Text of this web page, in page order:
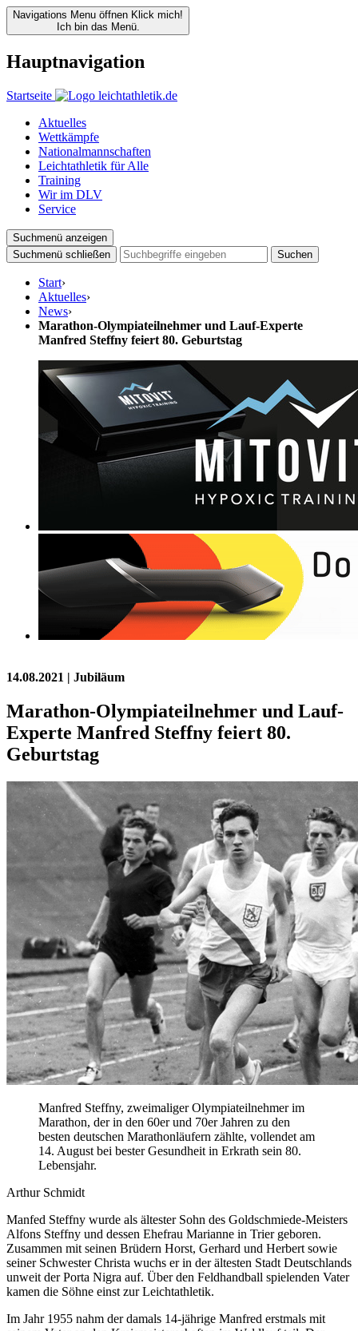
Navigations Menu öffnen Klick mich!
Ich bin das Menü.
Hauptnavigation
Startseite
Aktuelles
Wettkämpfe
Nationalmannschaften
Leichtathletik für Alle
Training
Wir im DLV
Service
Suchmenü anzeigen
Suchmenü schließen
Suchen
Start›
Aktuelles›
News›
Marathon-Olympiateilnehmer und Lauf-Experte
Manfred Steffny feiert 80. Geburtstag
14.08.2021 | Jubiläum
Marathon-Olympiateilnehmer und Lauf-
Experte Manfred Steffny feiert 80.
Geburtstag
Manfred Steffny, zweimaliger Olympiateilnehmer im
Marathon, der in den 60er und 70er Jahren zu den
besten deutschen Marathonläufern zählte, vollendet am
14. August bei bester Gesundheit in Erkrath sein 80.
Lebensjahr.
Arthur Schmidt
Manfed Steffny wurde als ältester Sohn des Goldschmiede-Meisters
Alfons Steffny und dessen Ehefrau Marianne in Trier geboren.
Zusammen mit seinen Brüdern Horst, Gerhard und Herbert sowie
seiner Schwester Christa wuchs er in der ältesten Stadt Deutschlands
unweit der Porta Nigra auf. Über den Feldhandball spielenden Vater
kamen die Söhne einst zur Leichtathletik.
Im Jahr 1955 nahm der damals 14-jährige Manfred erstmals mit